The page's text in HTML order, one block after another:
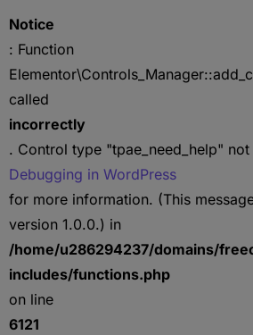
Notice
: Function
called
incorrectly
. Control type "tpae_need_help"
Debugging in WordPress
for more information. (This
version 1.0.0.) in
/home/u286294237/domains/
includes/functions.php
on line
6121